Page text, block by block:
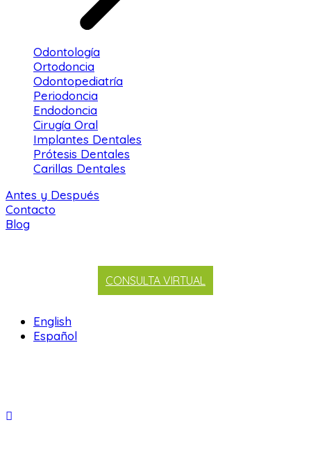
Odontología
Ortodoncia
Odontopediatría
Periodoncia
Endodoncia
Cirugía Oral
Implantes Dentales
Prótesis Dentales
Carillas Dentales
Antes y Después
Contacto
Blog
CONSULTA VIRTUAL
English
Español